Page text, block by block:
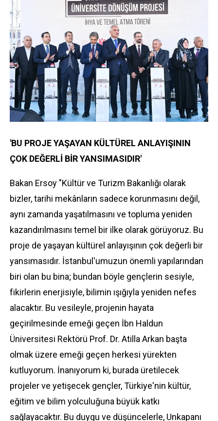
'BU PROJE YAŞAYAN KÜLTÜREL ANLAYIŞININ
ÇOK DEĞERLİ BİR YANSIMASIDIR'
Bakan Ersoy "Kültür ve Turizm Bakanlığı olarak
bizler, tarihi mekânların sadece korunmasını değil,
aynı zamanda yaşatılmasını ve topluma yeniden
kazandırılmasını temel bir ilke olarak görüyoruz. Bu
proje de yaşayan kültürel anlayışının çok değerli bir
yansımasıdır. İstanbul'umuzun önemli yapılarından
biri olan bu bina; bundan böyle gençlerin sesiyle,
fikirlerin enerjisiyle, bilimin ışığıyla yeniden nefes
alacaktır. Bu vesileyle, projenin hayata
geçirilmesinde emeği geçen İbn Haldun
Üniversitesi Rektörü Prof. Dr. Atilla Arkan başta
olmak üzere emeği geçen herkesi yürekten
kutluyorum. İnanıyorum ki, burada üretilecek
projeler ve yetişecek gençler, Türkiye'nin kültür,
eğitim ve bilim yolculuğuna büyük katkı
sağlayacaktır. Bu duygu ve düşüncelerle, Unkapanı